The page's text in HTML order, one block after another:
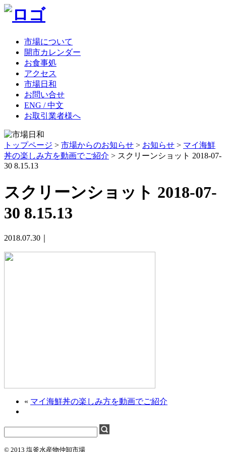
市場について
開市カレンダー
お食事処
アクセス
市場日和
お問い合せ
ENG / 中文
お取引業者様へ
トップページ > 市場からのお知らせ > お知らせ > マイ海鮮
丼の楽しみ方を動画でご紹介 > スクリーンショット 2018-07-
30 8.15.13
スクリーンショット 2018-07-
30 8.15.13
2018.07.30｜
« マイ海鮮丼の楽しみ方を動画でご紹介
© 2013 塩釜水産物仲卸市場